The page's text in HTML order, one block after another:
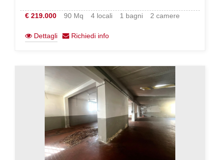
€ 219.000 90 Mq 4 locali 1 bagni 2 camere
Dettagli Richiedi info